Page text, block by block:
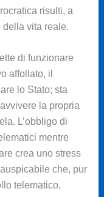
risulti, a
vita reale.
di funzionare
affollato, il
lo Stato; sta
la propria
L’obbligo di
mentre
crea uno stress
che, pur
telematico,